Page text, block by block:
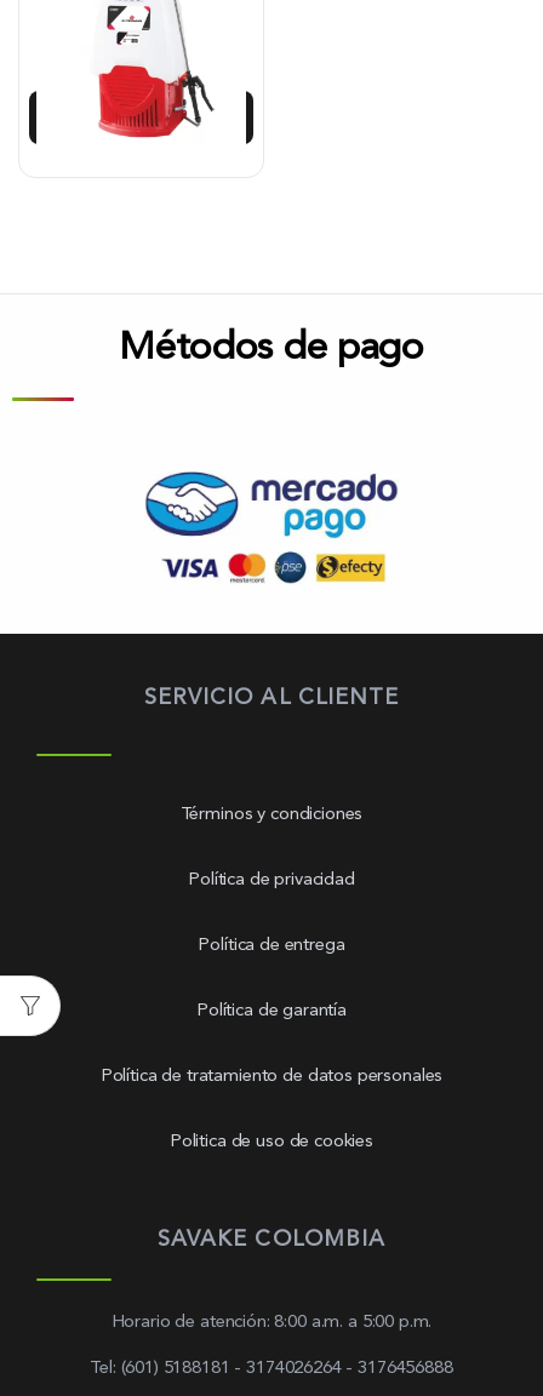
$421.713
379.575
Añadir al carrito
Métodos de pago
SERVICIO AL CLIENTE
Términos y condiciones
Política de privacidad
Política de entrega
Política de garantía
Política de tratamiento de datos personales
Politica de uso de cookies
SAVAKE COLOMBIA
Horario de atención: 8:00 a.m. a 5:00 p.m.
Tel: (601) 5188181 - 3174026264 - 3176456888